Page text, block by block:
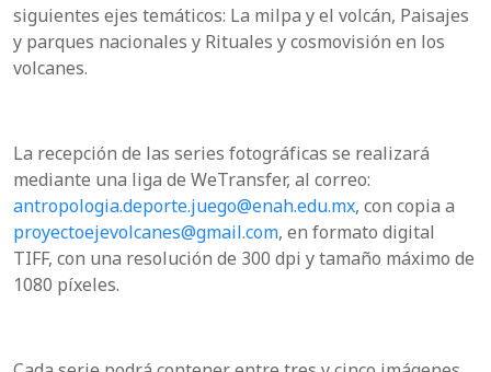
siguientes ejes temáticos: La milpa y el volcán, Paisajes
y parques nacionales y Rituales y cosmovisión en los
volcanes.
La recepción de las series fotográficas se realizará
mediante una liga de WeTransfer, al correo:
antropologia.deporte.juego@enah.edu.mx, con copia a
proyectoejevolcanes@gmail.com, en formato digital
TIFF, con una resolución de 300 dpi y tamaño máximo de
1080 píxeles.